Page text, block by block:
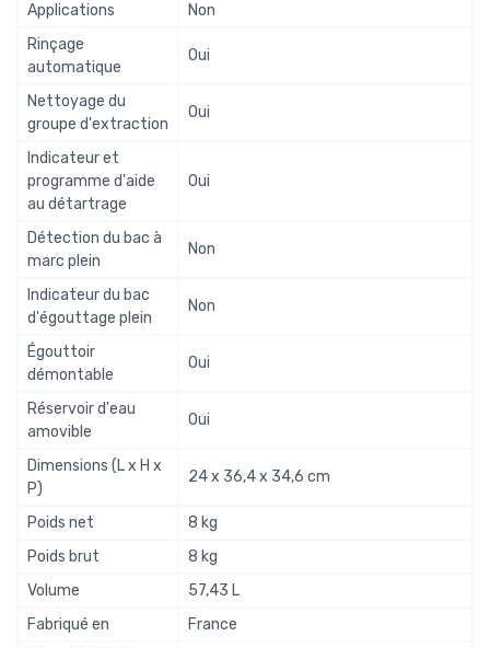
Applications
Non
Rinçage
automatique
Oui
Nettoyage du
groupe d'extraction
Oui
Indicateur et
programme d'aide
au détartrage
Oui
Détection du bac à
marc plein
Non
Indicateur du bac
d'égouttage plein
Non
Égouttoir
démontable
Oui
Réservoir d'eau
amovible
Oui
Dimensions (L x H x
P)
24 x 36,4 x 34,6 cm
Poids net
8 kg
Poids brut
8 kg
Volume
57,43 L
Fabriqué en
France